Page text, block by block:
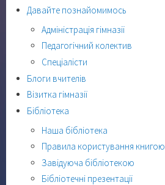
Давайте познайомимось
Адміністрація гімназії
Педагогічний колектив
Спеціалісти
Блоги вчителів
Візитка гімназії
Бібліотека
Наша бібліотека
Правила користування книгою
Завідуюча бібліотекою
Бібліотечні презентації